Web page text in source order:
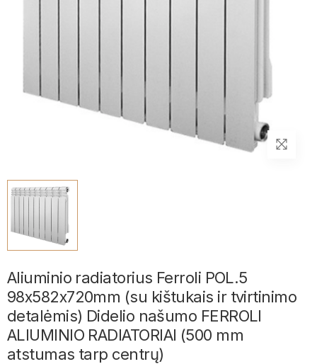
Aliuminio radiatorius Ferroli POL.5
98x582x720mm (su kištukais ir tvirtinimo
detalėmis) Didelio našumo FERROLI
ALIUMINIO RADIATORIAI (500 mm
atstumas tarp centrų)